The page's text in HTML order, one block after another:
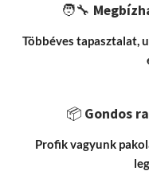
🧑‍🔧
Többéves tapasztalat,
📦 Gondos
Profik vagyunk